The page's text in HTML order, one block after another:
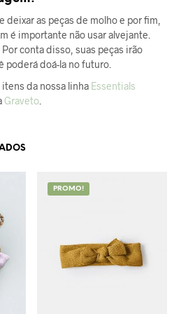
as peças de molho e por fim,
é importante não usar alvejante.
conta disso, suas peças irão
poderá doá-la no futuro.
da nossa linha Essentials
Graveto
PROMO!